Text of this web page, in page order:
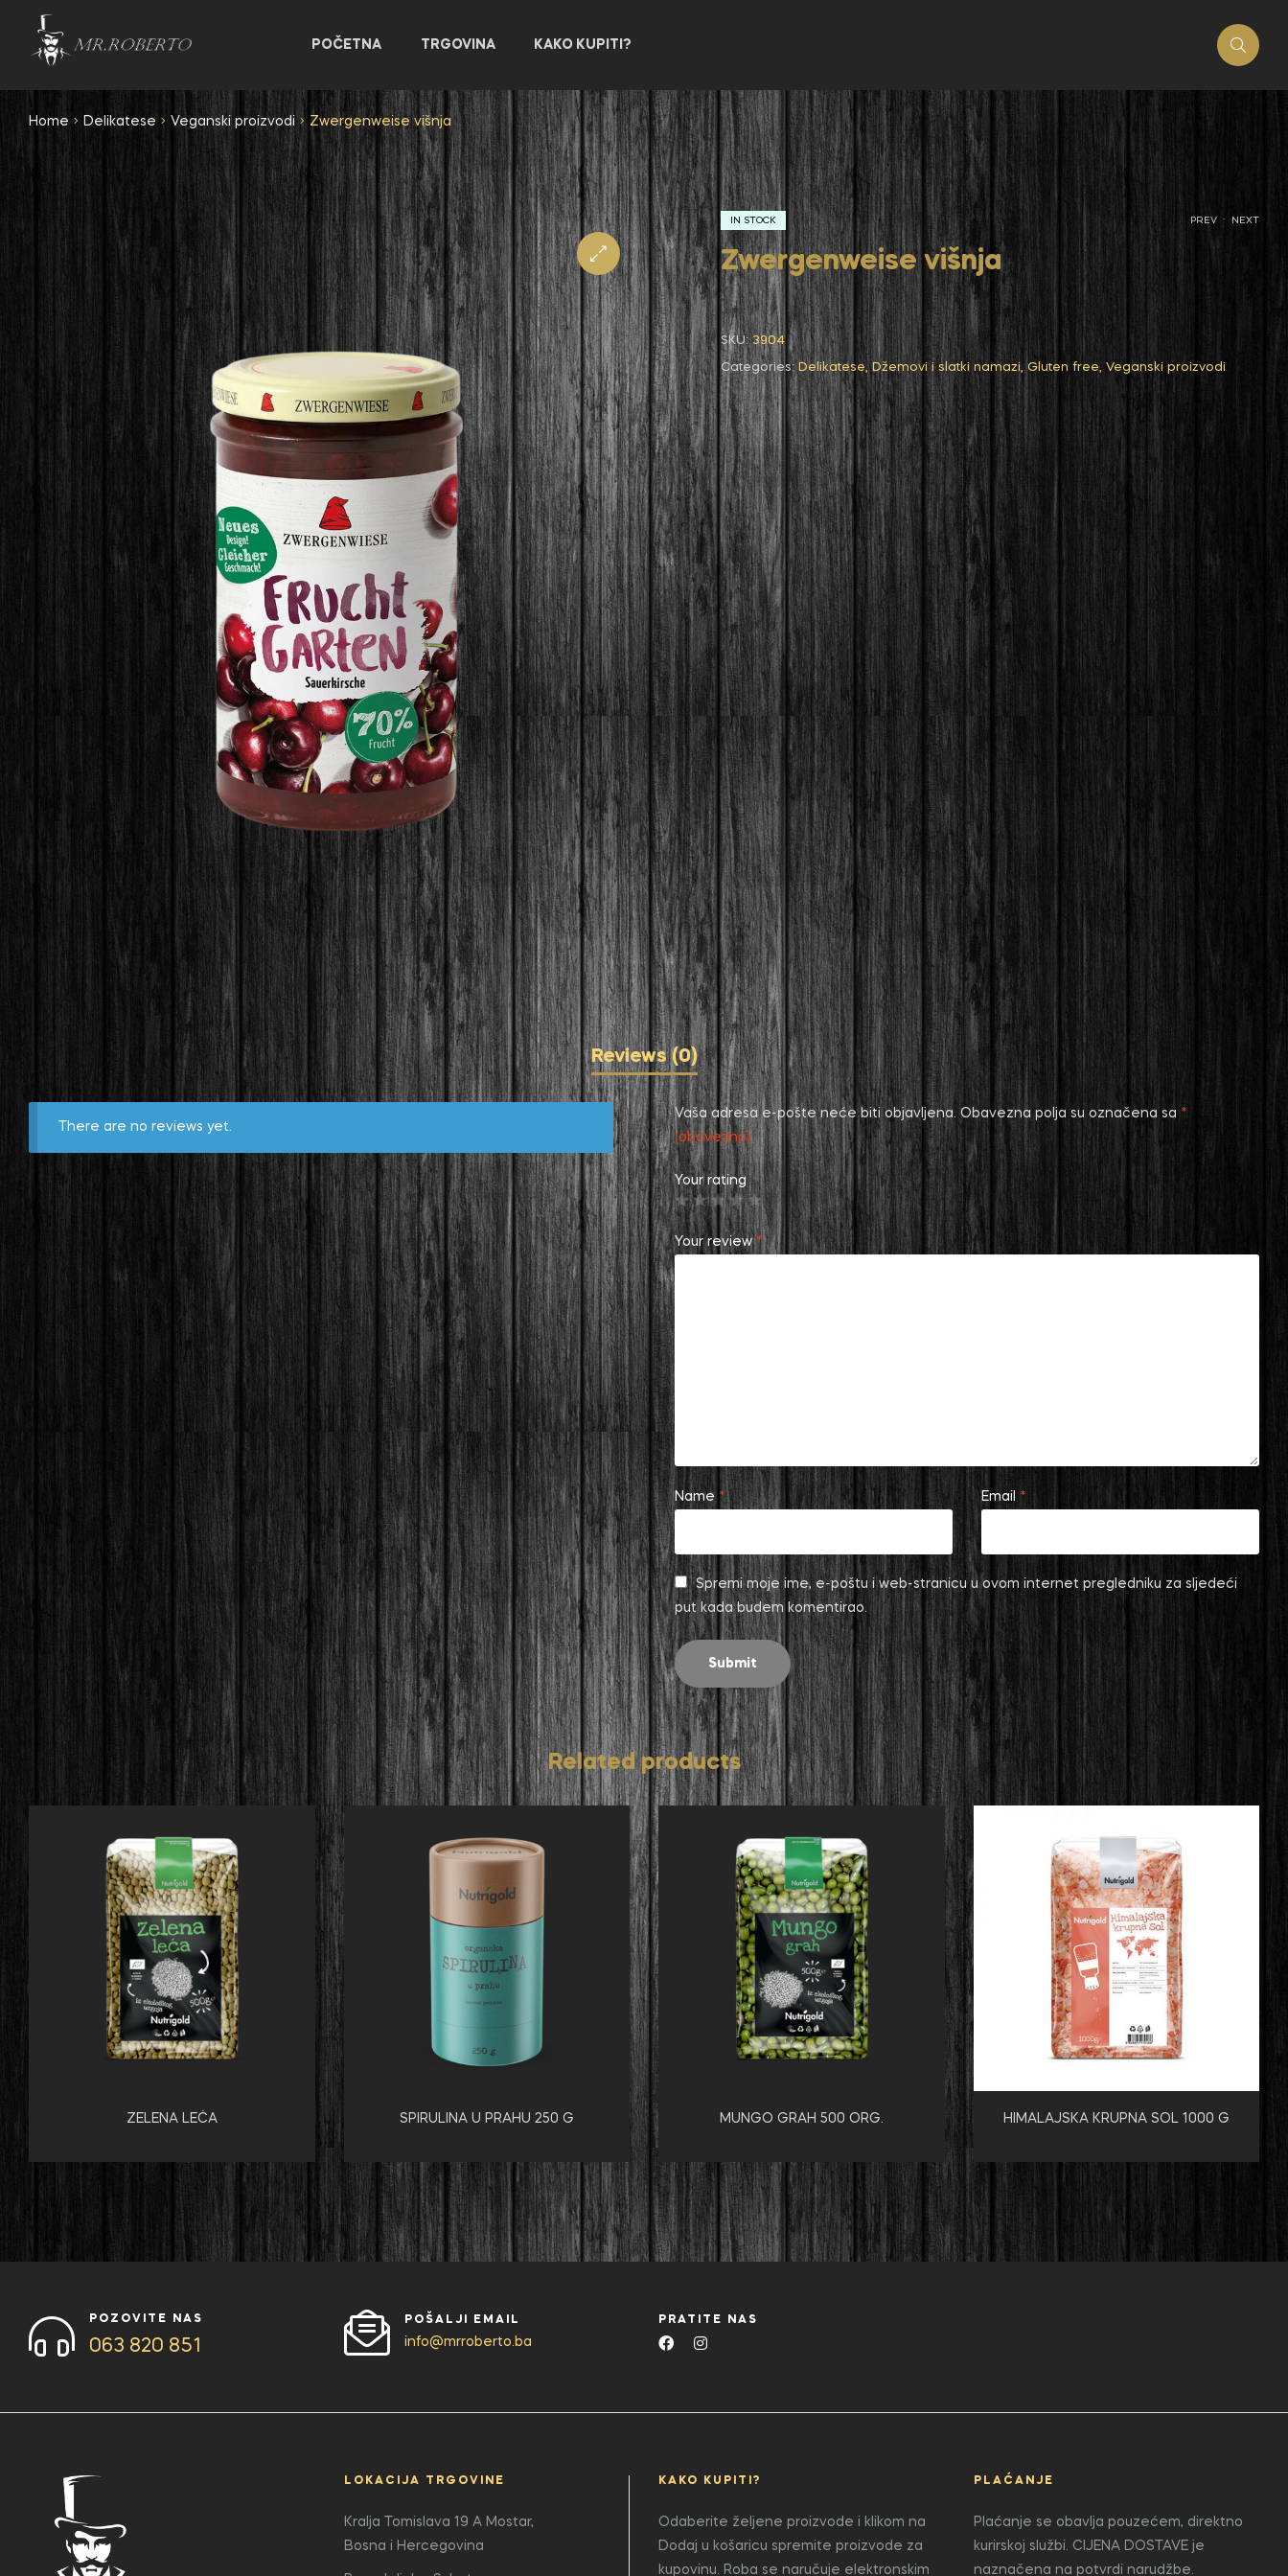
POČETNA TRGOVINA KAKO KUPITI?
Home Delikatese Veganski proizvodi Zwergenweise višnja
PREV . NEXT
IN STOCK
Zwergenweise višnja
SKU:3904
Categories:Delikatese, Džemovi i slatki namazi, Gluten free, Veganski proizvodi
Reviews (0)
There are no reviews yet.
Vaša adresa e-pošte neće biti objavljena. Obavezna polja su označena sa *
(obavezno)
Your rating
Your review*
Name * Email *
Spremi moje ime, e-poštu i web-stranicu u ovom internet pregledniku za sljedeći
put kada budem komentirao.
Related products
ZELENA LEĆA SPIRULINA U PRAHU 250 G MUNGO GRAH 500 ORG. HIMALAJSKA KRUPNA SOL 1000 G
POZOVITE NAS
063 820 851
POŠALJI EMAIL
info@mrroberto.ba
PRATITE NAS
LOKACIJA TRGOVINE
Kralja Tomislava 19 A Mostar,
Bosna i Hercegovina
KAKO KUPITI?
Odaberite željene proizvode i klikom na
Dodaj u košaricu spremite proizvode za
kupovinu. Roba se naručuje elektronskim
PLAĆANJE
Plaćanje se obavlja pouzećem, direktno
kurirskoj službi. CIJENA DOSTAVE je
naznačena na potvrdi narudžbe.